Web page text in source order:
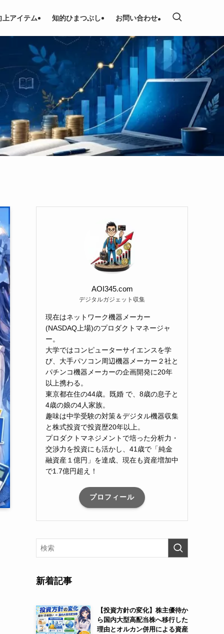
アイテム 知的ひまつぶし お問い合わせ
AOI345.com
デジタルガジェット収集
現在はネットワーク機器メーカー
(NASDAQ上場)のプロダクトマネージャ
ー。
大学ではコンピューターサイエンスを学
び、大手パソコン周辺機器メーカー２社と
パチンコ機器メーカーの企画開発に20年
以上携わる。
東京都在住の44歳。既婚 で、8歳の息子と
4歳の娘の4人家族。
趣味は中学受験の対策＆デジタル機器収集
と株式投資で投資歴20年以上。
プロダクトマネジメントで培った分析力・
交渉力を投資にも活かし、41歳で「純金
融資産１億円」を達成、現在も資産増加中
で1.7億円超え！
プロフィール
新着記事
【投資方針の変化】株主優待か
ら国内大型高配当株へ移行した
理由とオルカン併用による資産